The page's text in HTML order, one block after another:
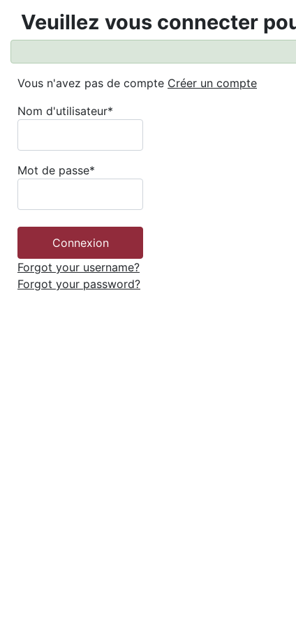
Veuillez vous connecter
Vous n'avez pas de compte Créer un compte
Nom d'utilisateur*
Mot de passe*
Forgot your username?
Forgot your password?